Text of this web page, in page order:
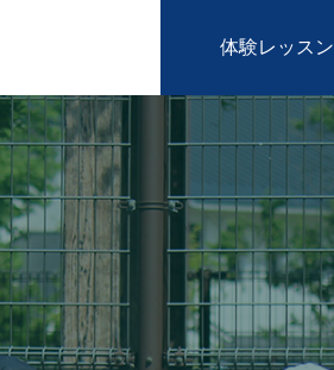
体験レッスン